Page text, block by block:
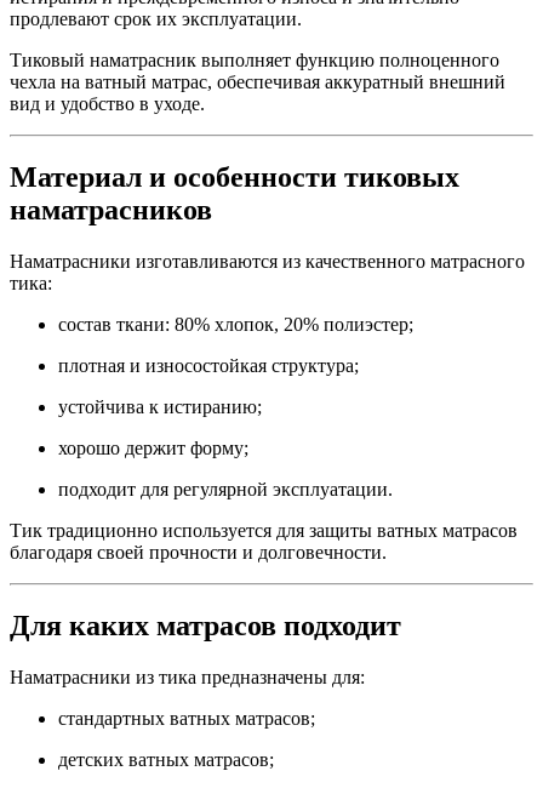
продлевают срок их эксплуатации.
Тиковый наматрасник выполняет функцию полноценного
чехла на ватный матрас, обеспечивая аккуратный внешний
вид и удобство в уходе.
Материал и особенности тиковых
наматрасников
Наматрасники изготавливаются из качественного матрасного
тика:
состав ткани: 80% хлопок, 20% полиэстер;
плотная и износостойкая структура;
устойчива к истиранию;
хорошо держит форму;
подходит для регулярной эксплуатации.
Тик традиционно используется для защиты ватных матрасов
благодаря своей прочности и долговечности.
Для каких матрасов подходит
Наматрасники из тика предназначены для:
стандартных ватных матрасов;
детских ватных матрасов;